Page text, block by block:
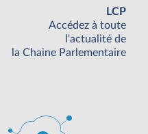
LCP
Accédez à toute
l'actualité de
la Chaine Parlementaire